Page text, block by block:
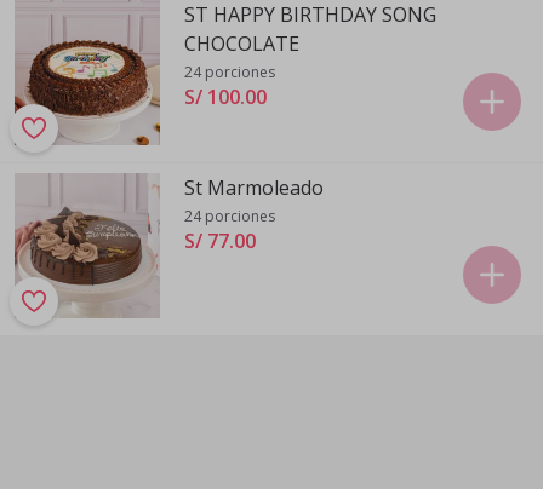
ST HAPPY BIRTHDAY SONG
CHOCOLATE
24 porciones
S/ 100.00
St Marmoleado
24 porciones
S/ 77.00